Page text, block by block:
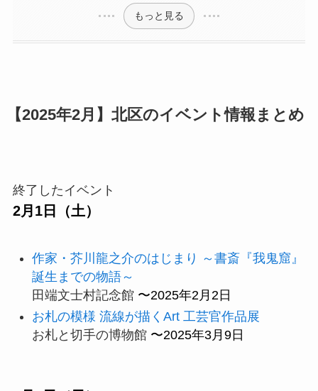
もっと見る
【2025年2月】北区のイベント情報まとめ
終了したイベント
2月1日（土）
作家・芥川龍之介のはじまり ～書斎『我鬼窟』
誕生までの物語～
田端文士村記念館 〜2025年2月2日
お札の模様 流線が描くArt 工芸官作品展
お札と切手の博物館 〜2025年3月9日